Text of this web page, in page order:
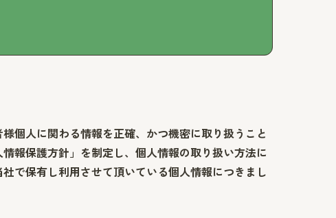
個人に関わる情報を正確、かつ機密に取り扱うこと
報保護方針」を制定し、個人情報の取り扱い方法に
で保有し利用させて頂いている個人情報につきまし